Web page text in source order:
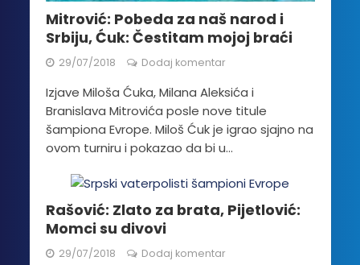
Mitrović: Pobeda za naš narod i
Srbiju, Ćuk: Čestitam mojoj braći
29/07/2018 Dodaj komentar
Izjave Miloša Ćuka, Milana Aleksića i
Branislava Mitrovića posle nove titule
šampiona Evrope. Miloš Ćuk je igrao sjajno na
ovom turniru i pokazao da bi u...
Rašović: Zlato za brata, Pijetlović:
Momci su divovi
29/07/2018 Dodaj komentar